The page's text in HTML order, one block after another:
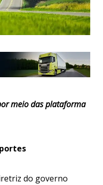
meio das plataforma
do governo